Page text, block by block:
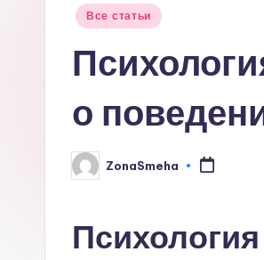
Опубликовано
Все статьи
о
Запись
от
ZonaSmeha